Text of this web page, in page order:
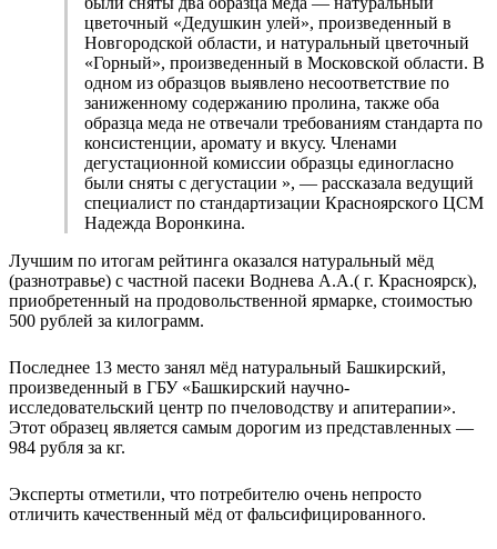
цветочный «Дедушкин улей», произведенный в
Новгородской области, и натуральный цветочный
«Горный», произведенный в Московской области. В
одном из образцов выявлено несоответствие по
заниженному содержанию пролина, также оба
образца меда не отвечали требованиям стандарта по
консистенции, аромату и вкусу. Членами
дегустационной комиссии образцы единогласно
были сняты с дегустации », — рассказала ведущий
специалист по стандартизации Красноярского ЦСМ
Надежда Воронкина.
Лучшим по итогам рейтинга оказался натуральный мёд
(разнотравье) с частной пасеки Воднева А.А.( г. Красноярск),
приобретенный на продовольственной ярмарке, стоимостью
500 рублей за килограмм.
Последнее 13 место занял мёд натуральный Башкирский,
произведенный в ГБУ «Башкирский научно-
исследовательский центр по пчеловодству и апитерапии».
Этот образец является самым дорогим из представленных —
984 рубля за кг.
Эксперты отметили, что потребителю очень непросто
отличить качественный мёд от фальсифицированного.